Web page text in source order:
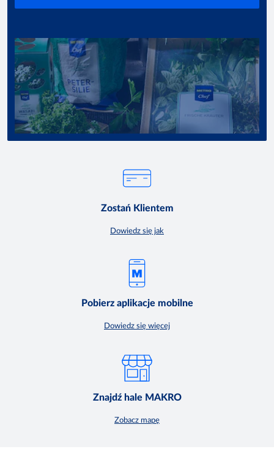
Zostań Klientem
Dowiedz się jak
Pobierz aplikacje mobilne
Dowiedz się więcej
Znajdź hale MAKRO
Zobacz mapę